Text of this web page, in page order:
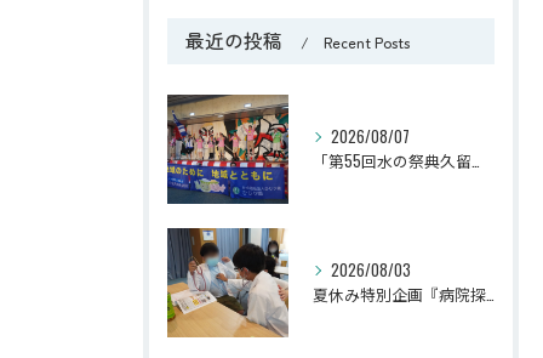
最近の投稿 Recent Posts
2026/08/07
「第55回水の祭典久留米まつり」に参加しました！
2026/08/03
夏休み特別企画『病院探検隊2026』を開催しました！